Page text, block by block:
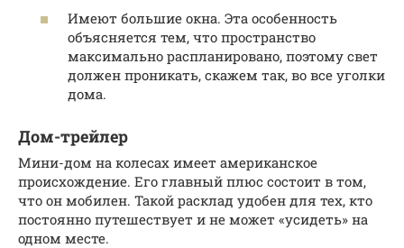
Имеют большие окна. Эта особенность
объясняется тем, что пространство
максимально распланировано, поэтому свет
должен проникать, скажем так, во все уголки
дома.
Дом-трейлер
Мини-дом на колесах имеет американское
происхождение. Его главный плюс состоит в том,
что он мобилен. Такой расклад удобен для тех, кто
постоянно путешествует и не может «усидеть» на
одном месте.